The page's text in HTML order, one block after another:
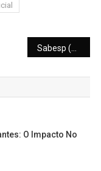
Sabesp (SBSP3) aprova desdobramento de ações: entenda o que muda para o investidor
O Impacto No